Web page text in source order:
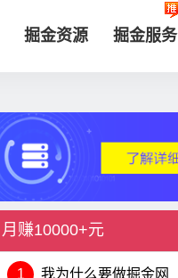
掘金资源 掘金服务
月赚10000+元
1 我为什么要做掘金网